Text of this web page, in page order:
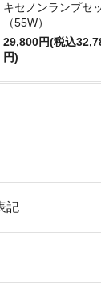
キセノンランプセ
（55W）
29,800円(税込
円)
記